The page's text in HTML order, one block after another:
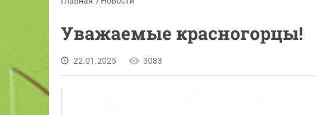
Уважаемые красногорцы!
22.01.2025 3083